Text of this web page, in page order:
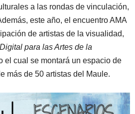
a las rondas de vinculación,
este año, el encuentro AMA
de artistas de la visualidad,
para las Artes de la
el cual se montará un espacio de
más de 50 artistas del Maule.